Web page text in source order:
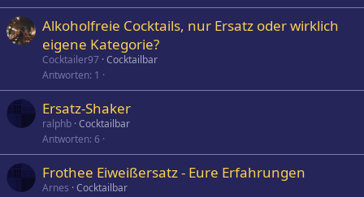
Alkoholfreie Cocktails, nur Ersatz oder wirklich
eigene Kategorie?
Cocktailer97 Cocktailbar
Antworten 1
Ersatz-Shaker
ralphb Cocktailbar
Antworten 6
Frothee Eiweißersatz - Eure Erfahrungen
Arnes Cocktailbar